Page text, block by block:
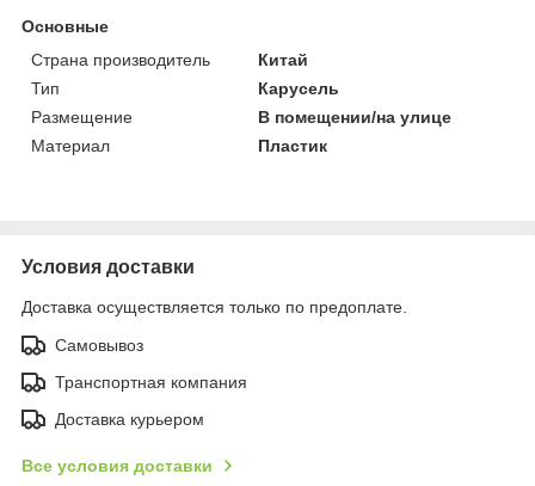
Основные
Страна производитель
Китай
Тип
Карусель
Размещение
В помещении/на улице
Материал
Пластик
Условия доставки
Доставка осуществляется только по предоплате.
Самовывоз
Транспортная компания
Доставка курьером
Все условия доставки